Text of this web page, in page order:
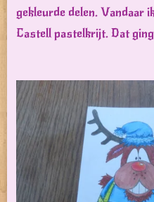
gekleurde delen. Vandaar
Castell pastelkrijt. Dat